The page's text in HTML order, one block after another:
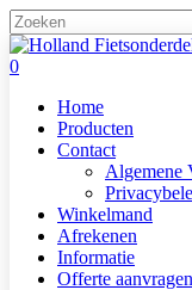
Skip
to
main
Close
Search
search
0
Home
Producten
Contact
Algemene
Winkelmand
Afrekenen
Informatie
Offerte aanvragen